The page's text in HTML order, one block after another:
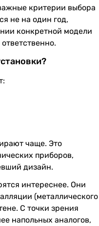
критерии выбора
не на один год,
конкретной модели
чаще. Это
приборов,
дизайн.
интереснее. Они
(металлического
С точки зрения
напольных аналогов,